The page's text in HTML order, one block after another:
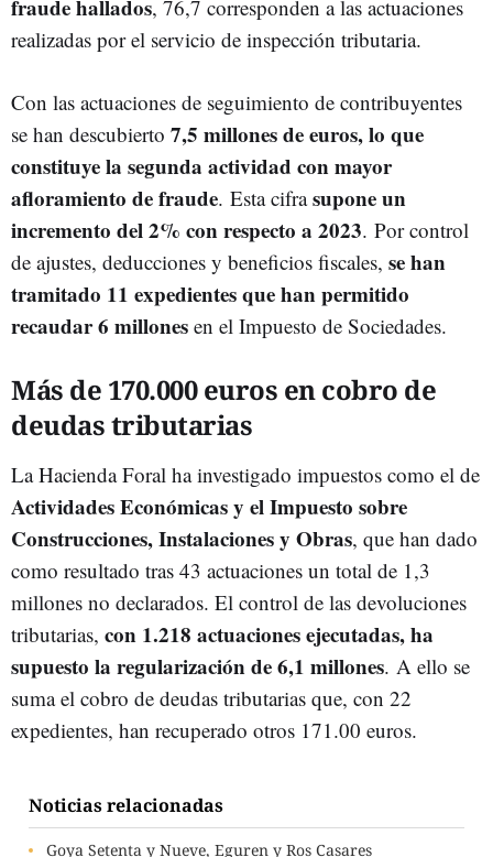
fraude hallados, 76,7 corresponden a las actuaciones
realizadas por el servicio de inspección tributaria.
Con las actuaciones de seguimiento de contribuyentes
se han descubierto 7,5 millones de euros, lo que
constituye la segunda actividad con mayor
afloramiento de fraude. Esta cifrasupone un
incremento del 2% con respecto a 2023. Por control
de ajustes, deducciones y beneficios fiscales, se han
tramitado 11 expedientes que han permitido
recaudar 6 millones en el Impuesto de Sociedades.
Más de 170.000 euros en cobro de
deudas tributarias
La Hacienda Foral ha investigado impuestos como el de
Actividades Económicas y el Impuesto sobre
Construcciones, Instalaciones y Obras, que han dado
como resultado tras 43 actuaciones un total de 1,3
millones no declarados. El control de las devoluciones
tributarias, con 1.218 actuaciones ejecutadas, ha
supuesto la regularización de 6,1 millones. A ello se
suma el cobro de deudas tributarias que, con 22
expedientes, han recuperado otros 171.00 euros.
Noticias relacionadas
Goya Setenta y Nueve, Eguren y Ros Casares